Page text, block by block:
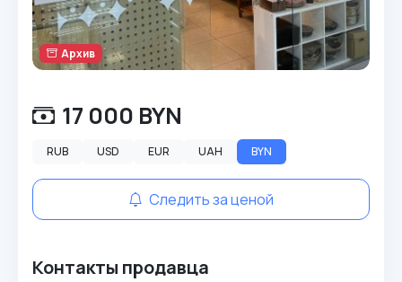
Архив
17 000 BYN
RUB USD EUR UAH BYN
Следить за ценой
Контакты продавца